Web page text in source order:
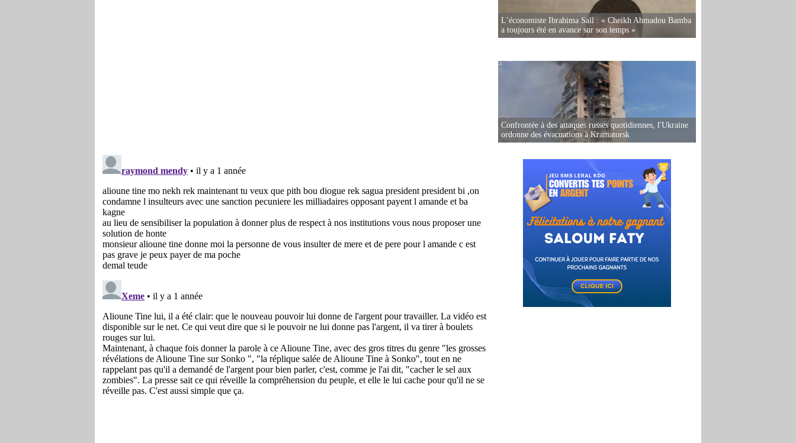
L’économiste Ibrahima Sall : « Cheikh Ahmadou Bamba
a toujours été en avance sur son temps »
Confrontée à des attaques russes quotidiennes, l'Ukraine
ordonne des évacuations à Kramatorsk